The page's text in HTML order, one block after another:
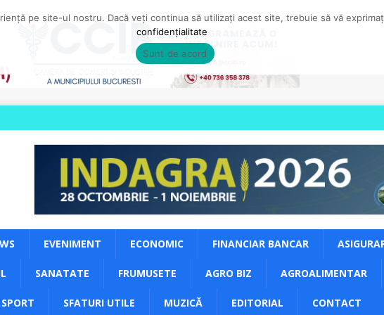
EVENIMENT ECONOMIC FINANCIAR BANCAR
SANATATE FRUMUSETE AGRO BIZ AGROALIMENTAR
SPORT SFATURI UTILE MUZICĂ EDITORIAL CONTACT
pe site-ul nostru. Dacă veți continua să utilizați acest site, trebuie să vă
confidențialitate
Sunt de acord